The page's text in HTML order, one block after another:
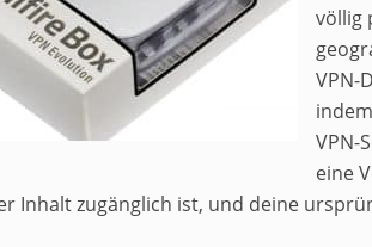
völlig
VPN-
VPN-
eine
Inhalt zugänglich ist, und deine